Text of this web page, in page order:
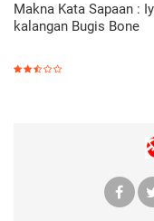
Makna Kata Sapaan :
kalangan Bugis Bone